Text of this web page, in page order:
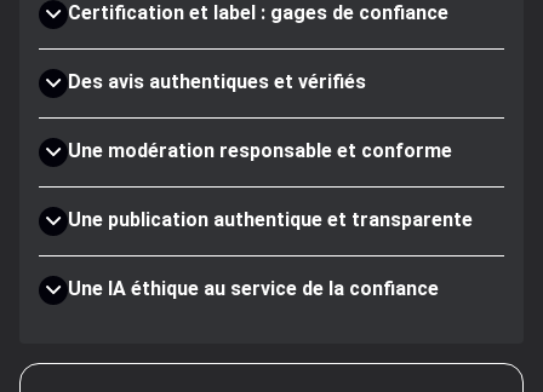
Certification et label : gages de confiance
Des avis authentiques et vérifiés
Une modération responsable et conforme
Une publication authentique et transparente
Une IA éthique au service de la confiance